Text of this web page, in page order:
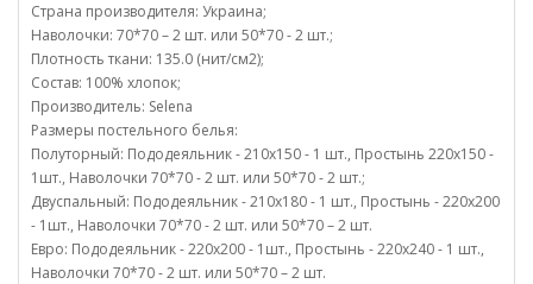
Страна производителя: Украина;
Наволочки: 70*70 – 2 шт. или 50*70 - 2 шт.;
Плотность ткани: 135.0 (нит/см2);
Состав: 100% хлопок;
Производитель: Selena
Размеры постельного белья:
Полуторный: Пододеяльник - 210х150 - 1 шт., Простынь 220х150 -
1шт., Наволочки 70*70 - 2 шт. или 50*70 - 2 шт.;
Двуспальный: Пододеяльник - 210х180 - 1 шт., Простынь - 220х200
- 1шт., Наволочки 70*70 - 2 шт. или 50*70 – 2 шт.
Евро: Пододеяльник - 220х200 - 1шт., Простынь - 220х240 - 1 шт.,
Наволочки 70*70 - 2 шт. или 50*70 – 2 шт.